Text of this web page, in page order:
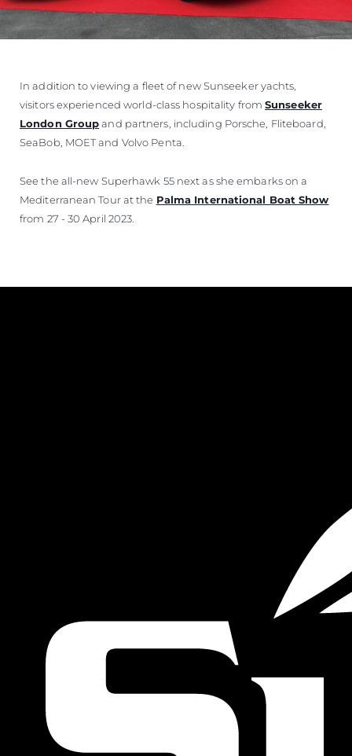
In addition to viewing a fleet of new Sunseeker yachts,
visitors experienced world-class hospitality fromSunseeker
London Groupand partners, including Porsche, Fliteboard,
SeaBob, MOET and Volvo Penta.
See the all-new Superhawk 55 next as she embarks on a
Mediterranean Tour at the Palma International Boat Show
from 27 - 30 April 2023.